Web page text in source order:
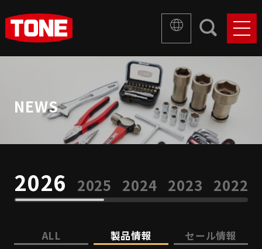
NEWS
2026 2025 2024 2023 2022
ALL 製品情報
セール情報